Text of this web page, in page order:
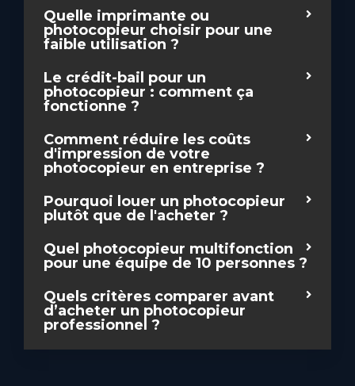
Quelle imprimante ou
photocopieur choisir pour une
faible utilisation ?
Le crédit-bail pour un
photocopieur : comment ça
fonctionne ?
Comment réduire les coûts
d'impression de votre
photocopieur en entreprise ?
Pourquoi louer un photocopieur
plutôt que de l'acheter ?
Quel photocopieur multifonction
pour une équipe de 10 personnes ?
Quels critères comparer avant
d’acheter un photocopieur
professionnel ?